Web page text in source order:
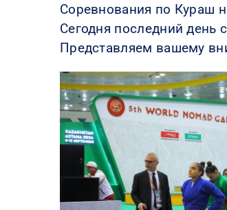
Соревнования по Кураш
Сегодня последний
Представляем вашему